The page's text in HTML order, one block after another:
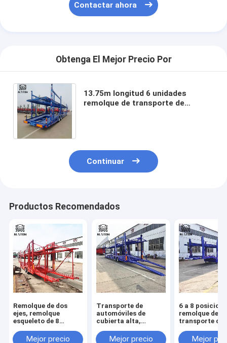
Contactar ahora
Obtenga El Mejor Precio Por
13.75m longitud 6 unidades
remolque de transporte de
Continuar
Productos Recomendados
Remolque de dos
ejes, remolque
esqueleto de 8
cubiertas superior e
Mejor precio
Transporte de
automóviles de
cubierta alta,
transporte de
Mejor precio
6 a 8
remolque de
transporte de
Mejor